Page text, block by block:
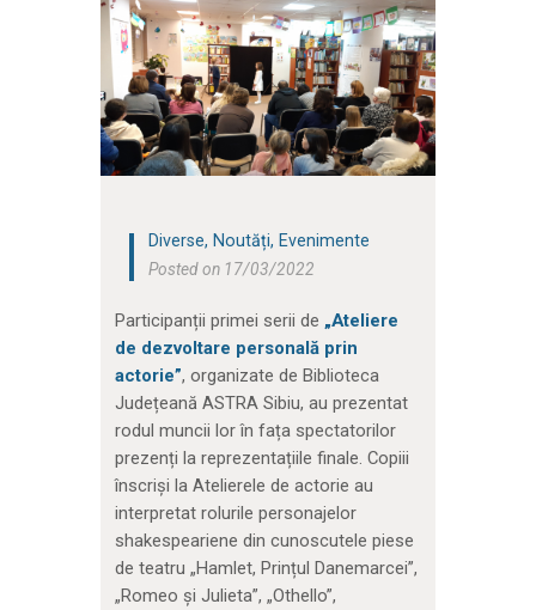
Diverse, Noutăți, Evenimente
Posted on 17/03/2022
Participanții primei serii de „Ateliere
de dezvoltare personală prin
actorie”, organizate de Biblioteca
Județeană ASTRA Sibiu, au prezentat
rodul muncii lor în fața spectatorilor
prezenți la reprezentațiile finale. Copiii
înscriși la Atelierele de actorie au
interpretat rolurile personajelor
shakespeariene din cunoscutele piese
de teatru „Hamlet, Prințul Danemarcei”,
„Romeo și Julieta”, „Othello”,